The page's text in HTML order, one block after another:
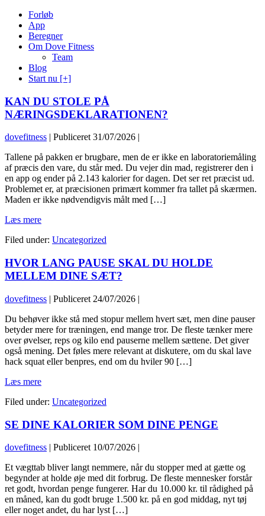
Forløb
App
Beregner
Om Dove Fitness
Team
Blog
Start nu [+]
KAN DU STOLE PÅ
NÆRINGSDEKLARATIONEN?
dovefitness | Publiceret 31/07/2026 |
Tallene på pakken er brugbare, men de er ikke en laboratoriemåling
af præcis den vare, du står med. Du vejer din mad, registrerer den i
en app og ender på 2.143 kalorier for dagen. Det ser ret præcist ud.
Problemet er, at præcisionen primært kommer fra tallet på skærmen.
Maden er ikke nødvendigvis målt med […]
Læs mereKAN
STOLE
NÆRINGSDEKLARATIONEN?
Filed under: Uncategorized
HVOR LANG PAUSE SKAL DU HOLDE
MELLEM DINE SÆT?
dovefitness | Publiceret 24/07/2026 |
Du behøver ikke stå med stopur mellem hvert sæt, men dine pauser
betyder mere for træningen, end mange tror. De fleste tænker mere
over øvelser, reps og kilo end pauserne mellem sættene. Det giver
også mening. Det føles mere relevant at diskutere, om du skal lave
hack squat eller benpres, end om du hviler 90 […]
Læs mereHVOR
PAUSE
DU
MELLEM
DINE
SÆT?
Filed under: Uncategorized
SE DINE KALORIER SOM DINE PENGE
dovefitness | Publiceret 10/07/2026 |
Et vægttab bliver langt nemmere, når du stopper med at gætte og
begynder at holde øje med dit forbrug. De fleste mennesker forstår
ret godt, hvordan penge fungerer. Har du 10.000 kr. til rådighed på
en måned, kan du godt bruge 1.500 kr. på en god middag, nyt tøj
eller noget andet, du har lyst […]